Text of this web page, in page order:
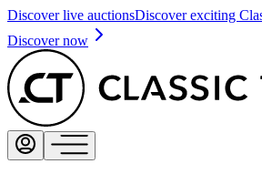
Discover live auctionsDiscover exciting
Discover now